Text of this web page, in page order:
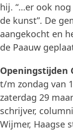
hij. “…er ook
de kunst”. De
aangekocht en
de Paauw
Openingstijden
t/m zondag van
zaterdag 29
schrijver,
Wijmer, Haagse